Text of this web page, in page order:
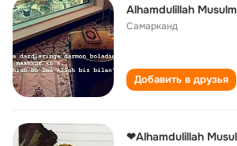
Alhamdulillah
Самарканд
Добавить в друзья
❤Alhamdulillah